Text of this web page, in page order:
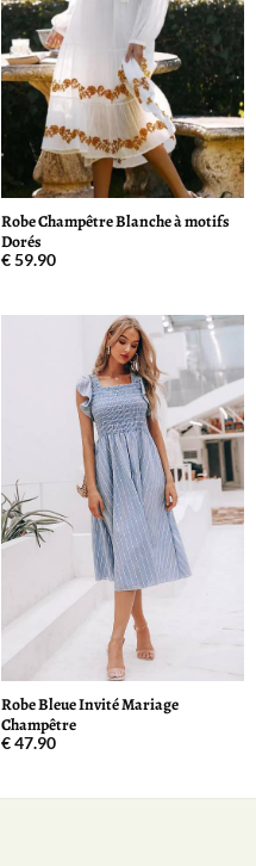
Robe Champêtre Blanche à motifs
Dorés
€59.90
Robe Bleue Invité Mariage
Champêtre
€47.90